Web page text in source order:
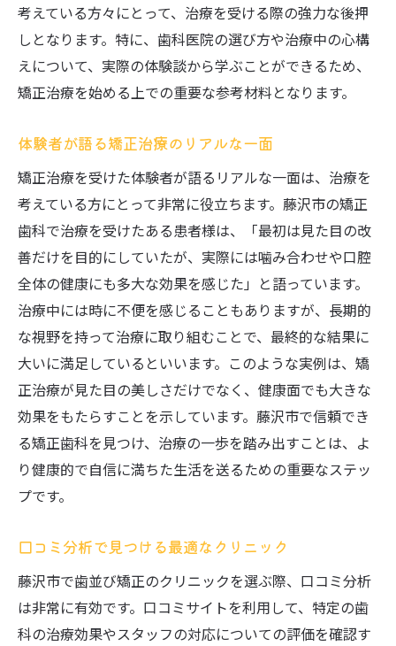
考えている方々にとって、治療を受ける際の強力な後押
しとなります。特に、歯科医院の選び方や治療中の心構
えについて、実際の体験談から学ぶことができるため、
矯正治療を始める上での重要な参考材料となります。
体験者が語る矯正治療のリアルな一面
矯正治療を受けた体験者が語るリアルな一面は、治療を
考えている方にとって非常に役立ちます。藤沢市の矯正
歯科で治療を受けたある患者様は、「最初は見た目の改
善だけを目的にしていたが、実際には噛み合わせや口腔
全体の健康にも多大な効果を感じた」と語っています。
治療中には時に不便を感じることもありますが、長期的
な視野を持って治療に取り組むことで、最終的な結果に
大いに満足しているといいます。このような実例は、矯
正治療が見た目の美しさだけでなく、健康面でも大きな
効果をもたらすことを示しています。藤沢市で信頼でき
る矯正歯科を見つけ、治療の一歩を踏み出すことは、よ
り健康的で自信に満ちた生活を送るための重要なステッ
プです。
口コミ分析で見つける最適なクリニック
藤沢市で歯並び矯正のクリニックを選ぶ際、口コミ分析
は非常に有効です。口コミサイトを利用して、特定の歯
科の治療効果やスタッフの対応についての評価を確認す